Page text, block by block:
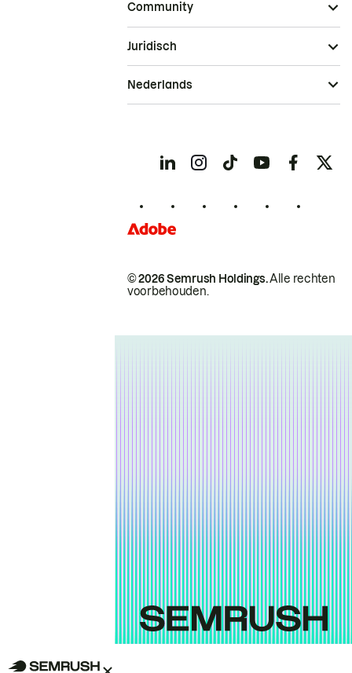
Community
© 2026 Semrush Holdings.Alle rechten
voorbehouden.
Juridisch
Nederlands